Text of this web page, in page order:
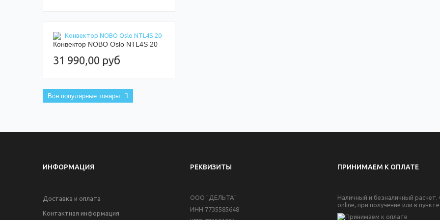
Конвектор NOBO Oslo NTL4S 20
31 990,00 руб
Все популярные товары
ИНФОРМАЦИЯ
Доставка и оплата
Контактная информация
РЕКВИЗИТЫ
ООО "ДЕЛЬТА"
ИНН 7735585648
ПРИНИМАЕМ К ОПЛАТЕ
Наличный и безналичный расчет.
online, при получение или в